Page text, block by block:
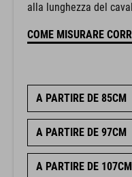
alla lunghezza del
COME MISURARE
A PARTIRE DE 85CM
A PARTIRE DE 97CM
A PARTIRE DE 107CM